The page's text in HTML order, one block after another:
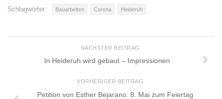
Schlagwörter: Bauarbeiten Corona Heideruh
NÄCHSTER BEITRAG
In Heideruh wird gebaut – Impressionen
VORHERIGER BEITRAG
Petition von Esther Bejarano: 8. Mai zum Feiertag